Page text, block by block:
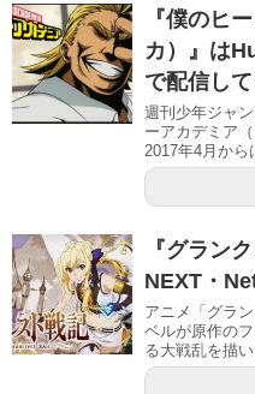
『僕のヒ
カ）』は
で配信して
週刊少年ジャ
ーアカデミア
2017年4月から
『グラン
NEXT・
アニメ「グラ
ベルが原作の
る大戦乱を描